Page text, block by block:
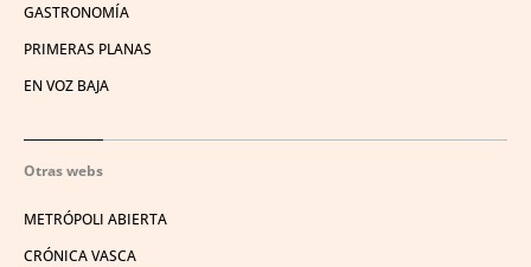
GASTRONOMÍA
PRIMERAS PLANAS
EN VOZ BAJA
Otras webs
METRÓPOLI ABIERTA
CRÓNICA VASCA